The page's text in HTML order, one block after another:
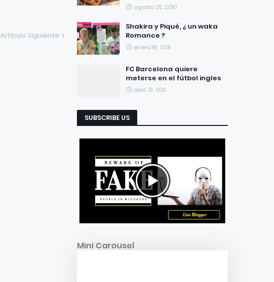
Artículo Siguiente
agosto 25, 2010
Shakira y Piqué, ¿ un waka
Romance ?
enero 16, 2011
FC Barcelona quiere
meterse en el fútbol ingles
abril 21, 2011
SUBSCRIBE US
Mini Carousel